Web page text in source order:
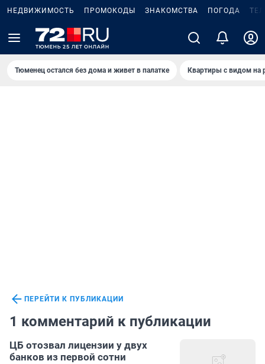
НЕДВИЖИМОСТЬ ПРОМОКОДЫ ЗНАКОМСТВА ПОГОДА
Тюменец остался без дома и живет в палатке Квартиры с видом на
ПЕРЕЙТИ К ПУБЛИКАЦИИ
1 комментарий к публикации
ЦБ отозвал лицензии у двух
банков из первой сотни